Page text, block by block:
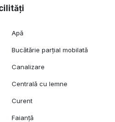
Apă
Bucătărie parțial mobilată
Canalizare
Centrală cu lemne
Curent
Faianță